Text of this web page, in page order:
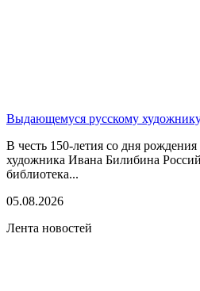
Выдающемуся русскому
В честь 150-летия со дня рождения
художника Ивана Билибина
библиотека...
05.08.2026
Лента новостей